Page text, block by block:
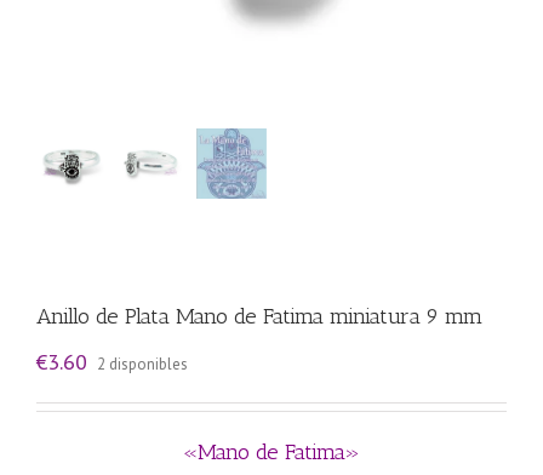
Anillo de Plata Mano de Fatima miniatura 9 mm
€3.60 2 disponibles
«Mano de Fatima»